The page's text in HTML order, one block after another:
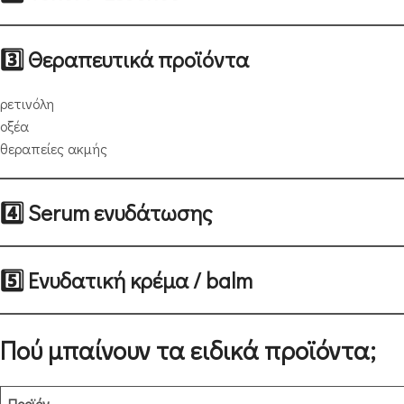
3️⃣ Θεραπευτικά προϊόντα
ρετινόλη
οξέα
θεραπείες ακμής
4️⃣ Serum ενυδάτωσης
5️⃣ Ενυδατική κρέμα / balm
Πού μπαίνουν τα ειδικά προϊόντα;